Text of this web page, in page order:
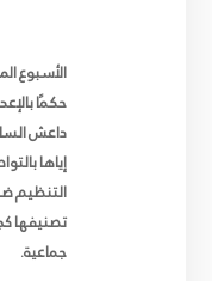
الأسبوع
حكمًا
داعش
إياها
التنظيم
تصنيفها
جماعية.